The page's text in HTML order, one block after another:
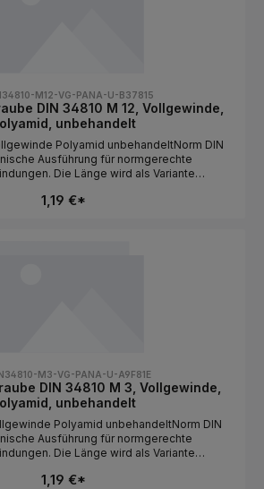
M12-VG-PANA-U-B37815
DIN 34810 M 12, Vollgewinde,
unbehandelt
Polyamid unbehandeltNorm DIN
Ausführung für normgerechte
Die Länge wird als Variante
1,19 €*
M3-VG-PANA-U-A9F81E
DIN 34810 M 3, Vollgewinde,
unbehandelt
Polyamid unbehandeltNorm DIN
Ausführung für normgerechte
Die Länge wird als Variante
1,19 €*